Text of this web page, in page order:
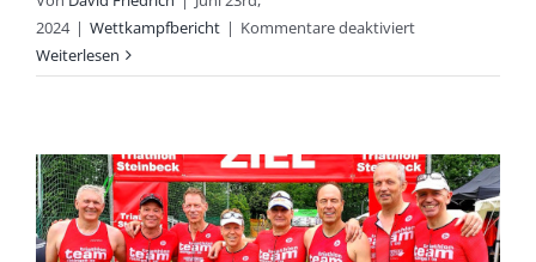
2024 | Wettkampfbericht | Kommentare deaktiviertfür
zweiter
der
NRW-
Liga
der
Weiterlesen